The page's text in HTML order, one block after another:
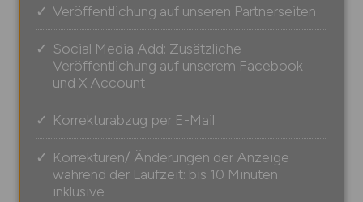
Veröffentlichung auf unseren Partnerseiten
Social Media Add: Zusätzliche
Veröffentlichung auf unserem Facebook
und X Account
Korrekturabzug per E-Mail
Korrekturen/ Änderungen der Anzeige
während der Laufzeit: bis 10 Minuten
inklusive